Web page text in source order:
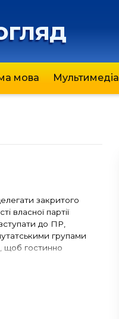
мова Мультимедіа
закритого
власної партії
до ПР,
групами
щоб гостинно